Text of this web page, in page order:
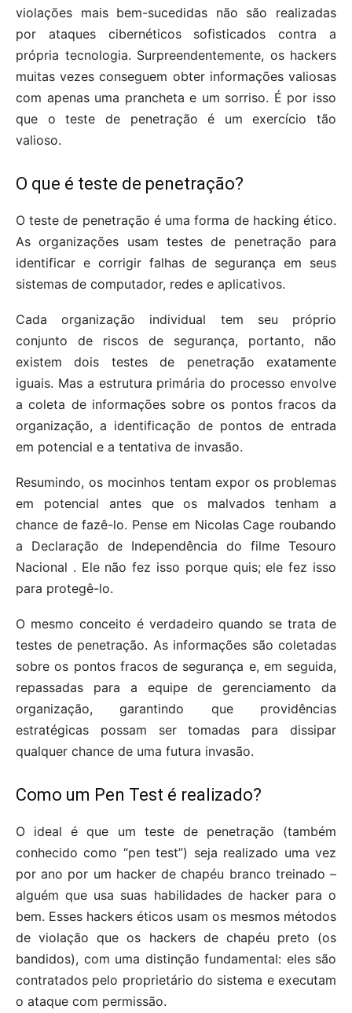
violações mais bem-sucedidas não são realizadas
por ataques cibernéticos sofisticados contra a
própria tecnologia. Surpreendentemente, os hackers
muitas vezes conseguem obter informações valiosas
com apenas uma prancheta e um sorriso. É por isso
que o teste de penetração é um exercício tão
valioso.
O que é teste de penetração?
O teste de penetração é uma forma de hacking ético.
As organizações usam testes de penetração para
identificar e corrigir falhas de segurança em seus
sistemas de computador, redes e aplicativos.
Cada organização individual tem seu próprio
conjunto de riscos de segurança, portanto, não
existem dois testes de penetração exatamente
iguais. Mas a estrutura primária do processo envolve
a coleta de informações sobre os pontos fracos da
organização, a identificação de pontos de entrada
em potencial e a tentativa de invasão.
Resumindo, os mocinhos tentam expor os problemas
em potencial antes que os malvados tenham a
chance de fazê-lo. Pense em Nicolas Cage roubando
a Declaração de Independência do filme Tesouro
Nacional . Ele não fez isso porque quis; ele fez isso
para protegê-lo.
O mesmo conceito é verdadeiro quando se trata de
testes de penetração. As informações são coletadas
sobre os pontos fracos de segurança e, em seguida,
repassadas para a equipe de gerenciamento da
organização, garantindo que providências
estratégicas possam ser tomadas para dissipar
qualquer chance de uma futura invasão.
Como um Pen Test é realizado?
O ideal é que um teste de penetração (também
conhecido como “pen test”) seja realizado uma vez
por ano por um hacker de chapéu branco treinado –
alguém que usa suas habilidades de hacker para o
bem. Esses hackers éticos usam os mesmos métodos
de violação que os hackers de chapéu preto (os
bandidos), com uma distinção fundamental: eles são
contratados pelo proprietário do sistema e executam
o ataque com permissão.